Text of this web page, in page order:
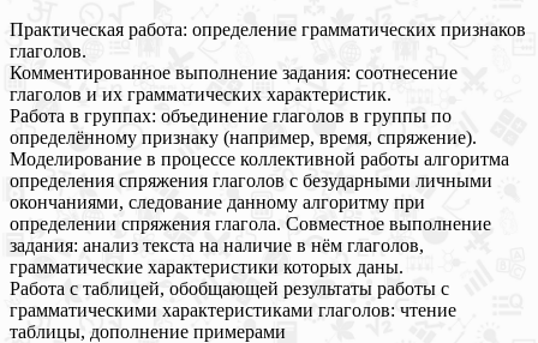
Практическая работа: определение грамматических признаков
глаголов.
Комментированное выполнение задания: соотнесение
глаголов и их грамматических характеристик.
Работа в группах: объединение глаголов в группы по
определённому признаку (например, время, спряжение).
Моделирование в процессе коллективной работы алгоритма
определения спряжения глаголов с безударными личными
окончаниями, следование данному алгоритму при
определении спряжения глагола. Совместное выполнение
задания: анализ текста на наличие в нём глаголов,
грамматические характеристики которых даны.
Работа с таблицей, обобщающей результаты работы с
грамматическими характеристиками глаголов: чтение
таблицы, дополнение примерами